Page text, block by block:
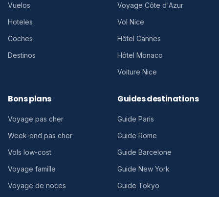
Vuelos
Hoteles
Coches
Destinos
Voyage Côte d'Azur
Vol Nice
Hôtel Cannes
Hôtel Monaco
Voiture Nice
Bons plans
Voyage pas cher
Week-end pas cher
Vols low-cost
Voyage famille
Voyage de noces
Guides destinations
Guide Paris
Guide Rome
Guide Barcelone
Guide New York
Guide Tokyo